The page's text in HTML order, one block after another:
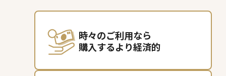
時々のご利用なら
購入するより経済的